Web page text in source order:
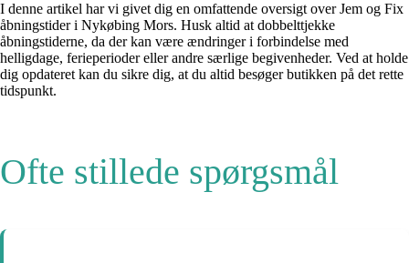
I denne artikel har vi givet dig en omfattende oversigt over Jem og Fix
åbningstider i Nykøbing Mors. Husk altid at dobbelttjekke
åbningstiderne, da der kan være ændringer i forbindelse med
helligdage, ferieperioder eller andre særlige begivenheder. Ved at holde
dig opdateret kan du sikre dig, at du altid besøger butikken på det rette
tidspunkt.
Ofte stillede spørgsmål